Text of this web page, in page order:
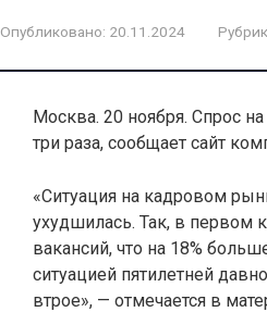
Опубликовано: 20.11.2024
Москва. 20 ноября. Спрос
три раза, сообщает сайт
«Cитуация на кадровом
ухудшилась. Так, в первом
вакансий, что на 18%
ситуацией пятилетней
втрое», — отмечается в